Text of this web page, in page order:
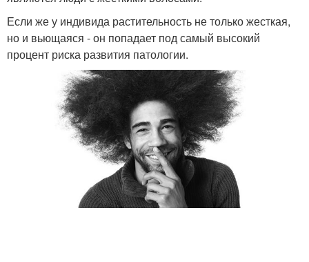
Если же у индивида растительность не только жесткая,
но и вьющаяся - он попадает под самый высокий
процент риска развития патологии.